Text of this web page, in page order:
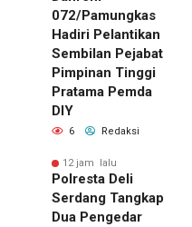
072/Pamungkas
Hadiri Pelantikan
Sembilan Pejabat
Pimpinan Tinggi
Pratama Pemda
DIY
6 Redaksi
12 jam lalu
Polresta Deli
Serdang Tangkap
Dua Pengedar